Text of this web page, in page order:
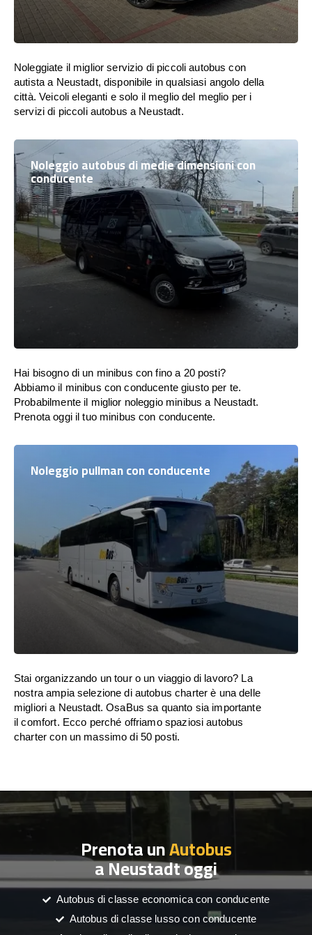
Noleggiate il miglior servizio di piccoli autobus con
autista a Neustadt, disponibile in qualsiasi angolo della
città. Veicoli eleganti e solo il meglio del meglio per i
servizi di piccoli autobus a Neustadt.
Noleggio autobus di medie dimensioni con
conducente
Hai bisogno di un minibus con fino a 20 posti?
Abbiamo il minibus con conducente giusto per te.
Probabilmente il miglior noleggio minibus a Neustadt.
Prenota oggi il tuo minibus con conducente.
Noleggio pullman con conducente
Stai organizzando un tour o un viaggio di lavoro? La
nostra ampia selezione di autobus charter è una delle
migliori a Neustadt. OsaBus sa quanto sia importante
il comfort. Ecco perché offriamo spaziosi autobus
charter con un massimo di 50 posti.
Prenota unAutobus
a Neustadt oggi
Autobus di classe economica con conducente
Autobus di classe lusso con conducente